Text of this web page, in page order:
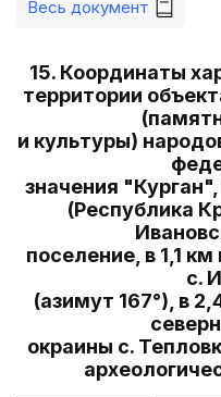
Весь документ
15. Координаты
территории
и культуры)
значения "Курган",
(Республика
поселение, в 1,1
с.
(азимут 167°), в
окраины с.